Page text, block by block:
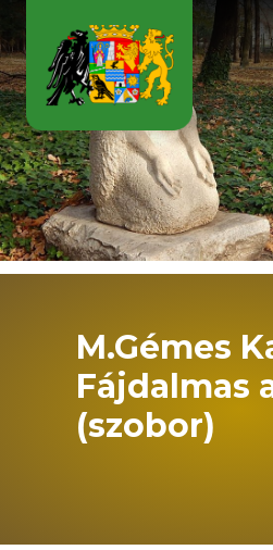
M.Gémes
Fájdalmas
(szobor)